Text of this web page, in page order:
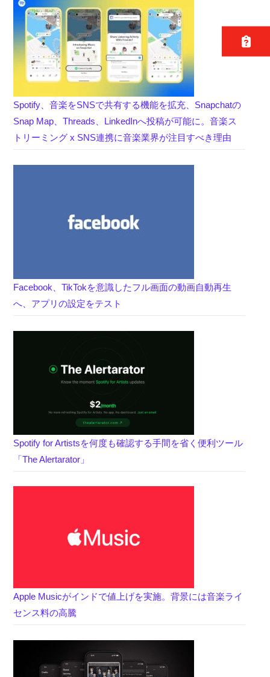
Spotify、音楽をSNSで共有する機能を拡充、Snapchatの
Snap Map、Threads、LinkedInへ投稿が可能に。音楽ス
トリーミング x SNS連携に音楽業界が注目すべき理由
Facebook、TikTokを意識したフル画面の動画自動再生
へ、アプリの設定をテスト
Spotify for Artistsを何度も確認する手間を省く便利ツール
「The Alertarator」
Apple Musicがインドで値上げを実施。背景には音楽ライ
センス料の高騰